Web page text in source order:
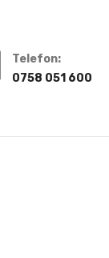
Telefon:
0758 051 600